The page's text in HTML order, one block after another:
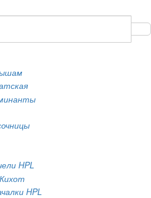
HPL
HPL